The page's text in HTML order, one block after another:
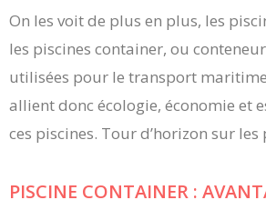
On les voit de plus en plus, les
les piscines container, ou
utilisées pour le transport
allient donc écologie, économie et
ces piscines. Tour d’horizon sur
PISCINE CONTAINER :